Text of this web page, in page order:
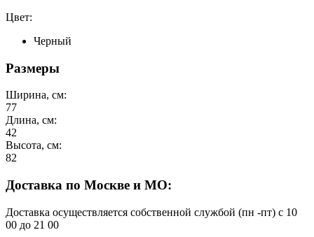
Цвет:
Черный
Размеры
Ширина, см:
77
Длина, см:
42
Высота, см:
82
Доставка по Москве и МО:
Доставка осуществляется собственной службой (пн -пт) с 10
00 до 21 00